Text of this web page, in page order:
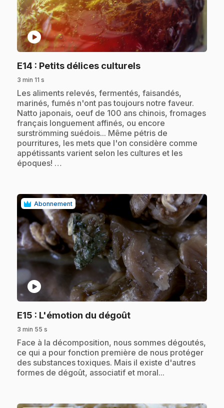
play_circle
E14 : Petits délices culturels.
3 min 11 s
.Les aliments relevés, fermentés, faisandés,
marinés, fumés n'ont pas toujours notre faveur.
Natto japonais, oeuf de 100 ans chinois, fromages
français longuement affinés, ou encore
surströmming suédois... Même pétris de
pourritures, les mets que l'on considère comme
appétissants varient selon les cultures et les
époques! …
Abonnement
play_circle
E15 : L'émotion du dégoût.
3 min 55 s
.Face à la décomposition, nous sommes dégoutés,
ce qui a pour fonction première de nous protéger
des substances toxiques. Mais il existe d'autres
formes de dégoût, associatif et moral...